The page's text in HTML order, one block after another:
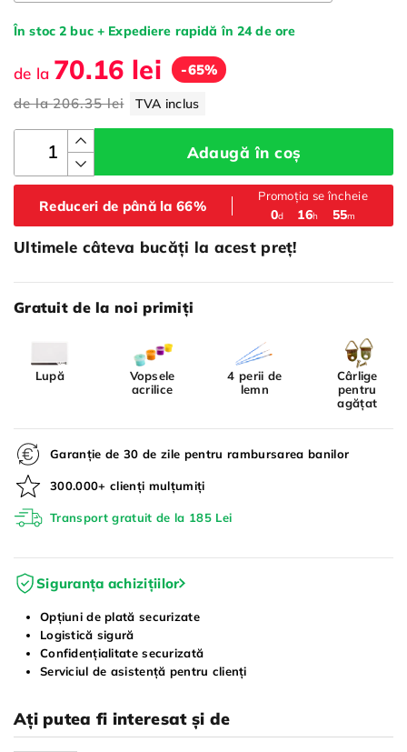
În stoc 2 buc + Expediere rapidă în 24 de ore
de la 70.16 lei
-65%
de la206.35 lei TVA inclus
Adaugă în coș
Reduceri de până la 66%
Promoția se încheie
0d 16h 55m
Ultimele câteva bucăți la acest preț!
Gratuit de la noi primiți
Lupă
Vopsele
acrilice
4 perii de
lemn
Cârlige
pentru
agățat
Garanție de 30 de zile pentru rambursarea banilor
300.000+ clienți mulțumiți
Transport gratuit de la 185 Lei
Siguranța achizițiilor
Opțiuni de plată securizate
Logistică sigură
Confidențialitate securizată
Serviciul de asistență pentru clienți
Ați putea fi interesat și de